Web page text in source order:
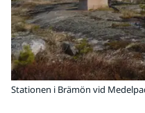
Stationen i Brämön vid